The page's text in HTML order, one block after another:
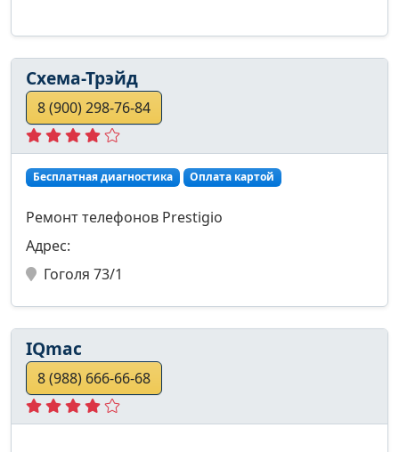
Схема-Трэйд
8 (900) 298-76-84
Бесплатная диагностика Оплата картой
Ремонт телефонов Prestigio
Адрес:
Гоголя 73/1
IQmac
8 (988) 666-66-68